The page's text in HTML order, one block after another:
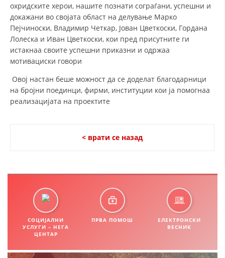
СОБРАНИЕ
СТРУКТУРА И ОРГАНИЗАЦИОНА ПОСТАВЕНОСТ
MЕЃУНАРОДНО ХУМАНИТАРНО ПРАВО
ПРОМОЦИЈА НА ХУМАНИ ВРЕДНОСТИ
УПОТРЕБА И ЗАШТИТА НА АМБЛЕМОТ
КАКО ДА ДОНИРАТЕ
ПРОЕКТИ – ПОДГОТВЕНОСТ И ДЕЈСТВУВАЊЕ ПРИ КАТАСТРОФИ
ОДНОСИ СО ЈАВНОСТ
МЕЃУНАРОДНА СОРАБОТКА
охридските херои, нашите познати сограѓани, успешни и
докажани во својата област на делување Марко
Пејчиноски, Владимир Четкар, Јован Цветкоски, Гордана
Лолеска и Иван Цветкоски, кои пред присутните ги
истакнаа своите успешни приказни и одржаа
мотивациски говори
Овој настан беше можност да се доделат благодарници
на бројни поединци, фирми, институции кои ја помогнаа
реализацијата на проектите
< врати се назад
СОЦИЈАЛНИ
УСЛУГИ – НЕГА
ЦЕНТАР
ПРВА ПОМОШ
ЕЛЕКТРОНСКИ
ВЕСНИК